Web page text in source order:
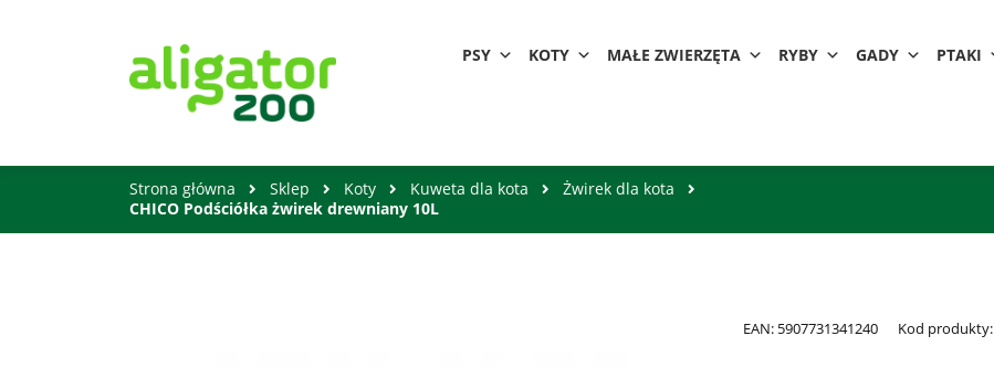
PSY KOTY MAŁE ZWIERZĘTA RYBY GADY PTAKI
Strona główna Sklep Koty Kuweta dla kota
Żwirek dla kota
CHICO Podściółka żwirek drewniany 10L
EAN: 5907731341240 Kod produkty: